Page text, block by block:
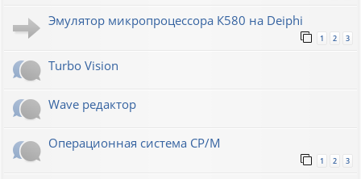
Эмулятор микропроцессора К580 на Deiphi
1 2 3
Turbo Vision
Wave редактор
Операционная система CP/M
1 2 3